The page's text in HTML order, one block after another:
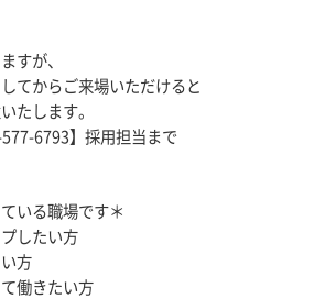
すが、
してからご来場いただけると
たします。
6793】採用担当まで
いる職場です＊
したい方
方
働きたい方